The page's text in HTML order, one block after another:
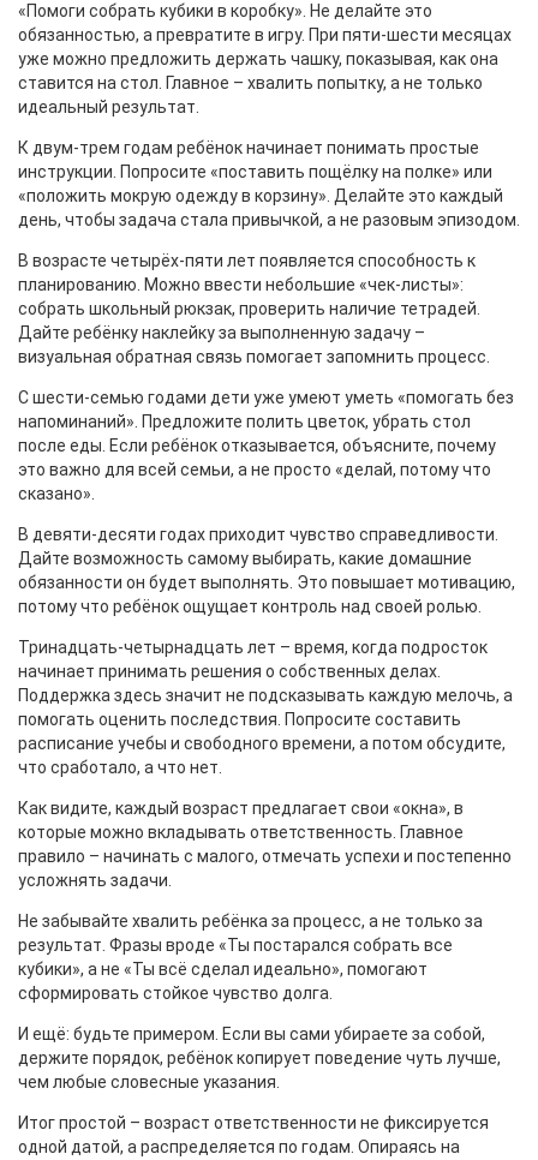
«Помоги собрать кубики в коробку». Не делайте это
обязанностью, а превратите в игру. При пяти‑шести месяцах
уже можно предложить держать чашку, показывая, как она
ставится на стол. Главное – хвалить попытку, а не только
идеальный результат.
К двум‑трем годам ребёнок начинает понимать простые
инструкции. Попросите «поставить пощёлку на полке» или
«положить мокрую одежду в корзину». Делайте это каждый
день, чтобы задача стала привычкой, а не разовым эпизодом.
В возрасте четырёх‑пяти лет появляется способность к
планированию. Можно ввести небольшие «чек‑листы»:
собрать школьный рюкзак, проверить наличие тетрадей.
Дайте ребёнку наклейку за выполненную задачу –
визуальная обратная связь помогает запомнить процесс.
С шести‑семью годами дети уже умеют уметь «помогать без
напоминаний». Предложите полить цветок, убрать стол
после еды. Если ребёнок отказывается, объясните, почему
это важно для всей семьи, а не просто «делай, потому что
сказано».
В девяти‑десяти годах приходит чувство справедливости.
Дайте возможность самому выбирать, какие домашние
обязанности он будет выполнять. Это повышает мотивацию,
потому что ребёнок ощущает контроль над своей ролью.
Тринадцать‑четырнадцать лет – время, когда подросток
начинает принимать решения о собственных делах.
Поддержка здесь значит не подсказывать каждую мелочь, а
помогать оценить последствия. Попросите составить
расписание учебы и свободного времени, а потом обсудите,
что сработало, а что нет.
Как видите, каждый возраст предлагает свои «окна», в
которые можно вкладывать ответственность. Главное
правило – начинать с малого, отмечать успехи и постепенно
усложнять задачи.
Не забывайте хвалить ребёнка за процесс, а не только за
результат. Фразы вроде «Ты постарался собрать все
кубики», а не «Ты всё сделал идеально», помогают
сформировать стойкое чувство долга.
И ещё: будьте примером. Если вы сами убираете за собой,
держите порядок, ребёнок копирует поведение чуть лучше,
чем любые словесные указания.
Итог простой – возраст ответственности не фиксируется
одной датой, а распределяется по годам. Опираясь на